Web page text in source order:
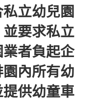
立幼兒園
要求私立
者負起企
內所有幼
供幼童車